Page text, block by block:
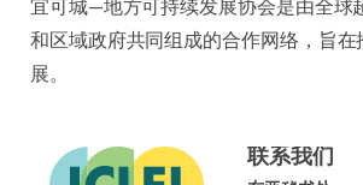
宜可城—地方可持续发展协会是由全球
和区域政府共同组成的合作网络，旨
展。
联系我们